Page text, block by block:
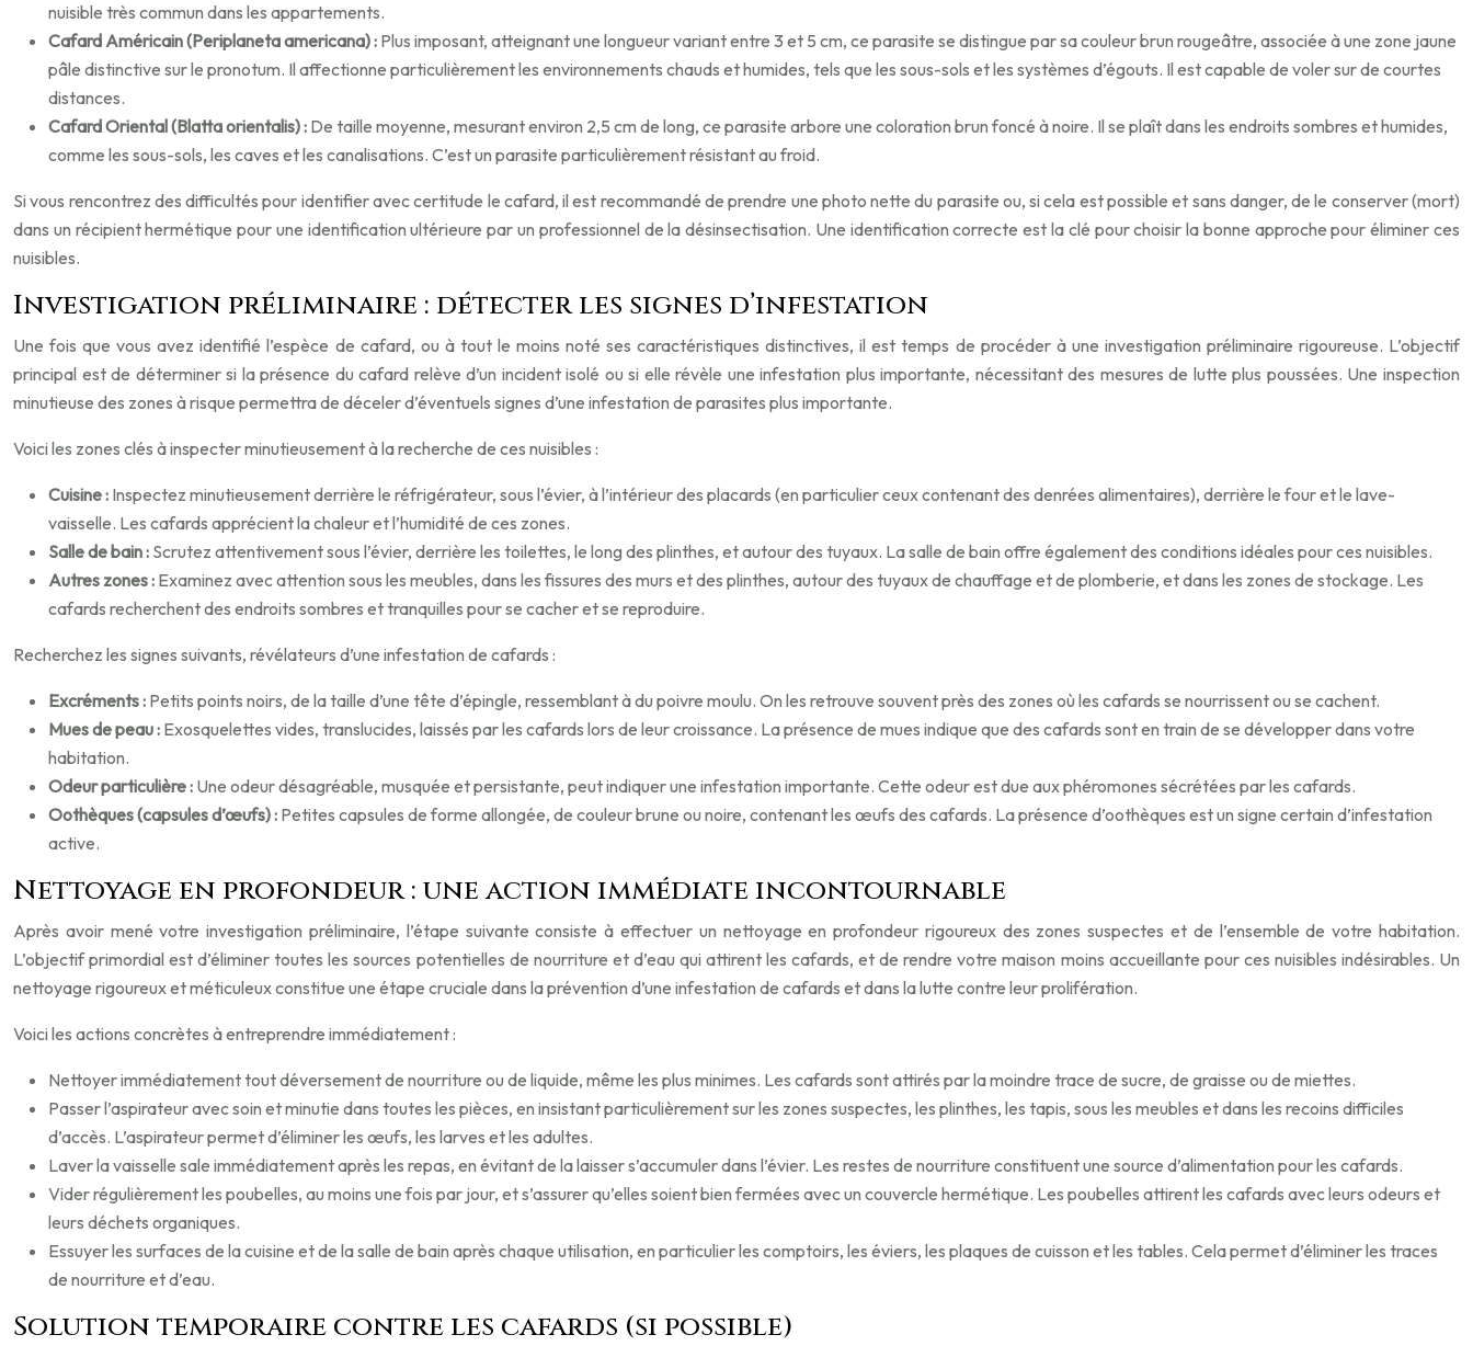
nuisible très commun dans les appartements.
Cafard Américain (Periplaneta americana) : Plus imposant, atteignant une longueur variant entre 3 et 5 cm, ce parasite se distingue par sa couleur brun rougeâtre, associée à une zone jaune
pâle distinctive sur le pronotum. Il affectionne particulièrement les environnements chauds et humides, tels que les sous-sols et les systèmes d’égouts. Il est capable de voler sur de courtes
distances.
Cafard Oriental (Blatta orientalis) : De taille moyenne, mesurant environ 2,5 cm de long, ce parasite arbore une coloration brun foncé à noire. Il se plaît dans les endroits sombres et humides,
comme les sous-sols, les caves et les canalisations. C’est un parasite particulièrement résistant au froid.
Si vous rencontrez des difficultés pour identifier avec certitude le cafard, il est recommandé de prendre une photo nette du parasite ou, si cela est possible et sans danger, de le conserver (mort)
dans un récipient hermétique pour une identification ultérieure par un professionnel de la désinsectisation. Une identification correcte est la clé pour choisir la bonne approche pour éliminer ces
nuisibles.
Investigation préliminaire : détecter les signes d’infestation
Une fois que vous avez identifié l’espèce de cafard, ou à tout le moins noté ses caractéristiques distinctives, il est temps de procéder à une investigation préliminaire rigoureuse. L’objectif
principal est de déterminer si la présence du cafard relève d’un incident isolé ou si elle révèle une infestation plus importante, nécessitant des mesures de lutte plus poussées. Une inspection
minutieuse des zones à risque permettra de déceler d’éventuels signes d’une infestation de parasites plus importante.
Voici les zones clés à inspecter minutieusement à la recherche de ces nuisibles :
Cuisine : Inspectez minutieusement derrière le réfrigérateur, sous l’évier, à l’intérieur des placards (en particulier ceux contenant des denrées alimentaires), derrière le four et le lave-
vaisselle. Les cafards apprécient la chaleur et l’humidité de ces zones.
Salle de bain : Scrutez attentivement sous l’évier, derrière les toilettes, le long des plinthes, et autour des tuyaux. La salle de bain offre également des conditions idéales pour ces nuisibles.
Autres zones : Examinez avec attention sous les meubles, dans les fissures des murs et des plinthes, autour des tuyaux de chauffage et de plomberie, et dans les zones de stockage. Les
cafards recherchent des endroits sombres et tranquilles pour se cacher et se reproduire.
Recherchez les signes suivants, révélateurs d’une infestation de cafards :
Excréments : Petits points noirs, de la taille d’une tête d’épingle, ressemblant à du poivre moulu. On les retrouve souvent près des zones où les cafards se nourrissent ou se cachent.
Mues de peau : Exosquelettes vides, translucides, laissés par les cafards lors de leur croissance. La présence de mues indique que des cafards sont en train de se développer dans votre
habitation.
Odeur particulière : Une odeur désagréable, musquée et persistante, peut indiquer une infestation importante. Cette odeur est due aux phéromones sécrétées par les cafards.
Oothèques (capsules d’œufs) : Petites capsules de forme allongée, de couleur brune ou noire, contenant les œufs des cafards. La présence d’oothèques est un signe certain d’infestation
active.
Nettoyage en profondeur : une action immédiate incontournable
Après avoir mené votre investigation préliminaire, l’étape suivante consiste à effectuer un nettoyage en profondeur rigoureux des zones suspectes et de l’ensemble de votre habitation.
L’objectif primordial est d’éliminer toutes les sources potentielles de nourriture et d’eau qui attirent les cafards, et de rendre votre maison moins accueillante pour ces nuisibles indésirables. Un
nettoyage rigoureux et méticuleux constitue une étape cruciale dans la prévention d’une infestation de cafards et dans la lutte contre leur prolifération.
Voici les actions concrètes à entreprendre immédiatement :
Nettoyer immédiatement tout déversement de nourriture ou de liquide, même les plus minimes. Les cafards sont attirés par la moindre trace de sucre, de graisse ou de miettes.
Passer l’aspirateur avec soin et minutie dans toutes les pièces, en insistant particulièrement sur les zones suspectes, les plinthes, les tapis, sous les meubles et dans les recoins difficiles
d’accès. L’aspirateur permet d’éliminer les œufs, les larves et les adultes.
Laver la vaisselle sale immédiatement après les repas, en évitant de la laisser s’accumuler dans l’évier. Les restes de nourriture constituent une source d’alimentation pour les cafards.
Vider régulièrement les poubelles, au moins une fois par jour, et s’assurer qu’elles soient bien fermées avec un couvercle hermétique. Les poubelles attirent les cafards avec leurs odeurs et
leurs déchets organiques.
Essuyer les surfaces de la cuisine et de la salle de bain après chaque utilisation, en particulier les comptoirs, les éviers, les plaques de cuisson et les tables. Cela permet d’éliminer les traces
de nourriture et d’eau.
Solution temporaire contre les cafards (si possible)